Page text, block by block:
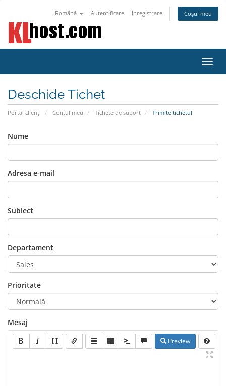
Română Autentificare Înregistrare Coșul meu
Deschide Tichet
Portal clienți Contul meu Tichete de suport Trimite tichetul
Nume
Adresa e-mail
Subiect
Departament
Prioritate
Mesaj
Preview